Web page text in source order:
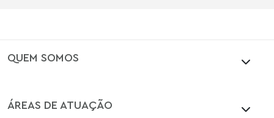
QUEM SOMOS
ÁREAS DE ATUAÇÃO